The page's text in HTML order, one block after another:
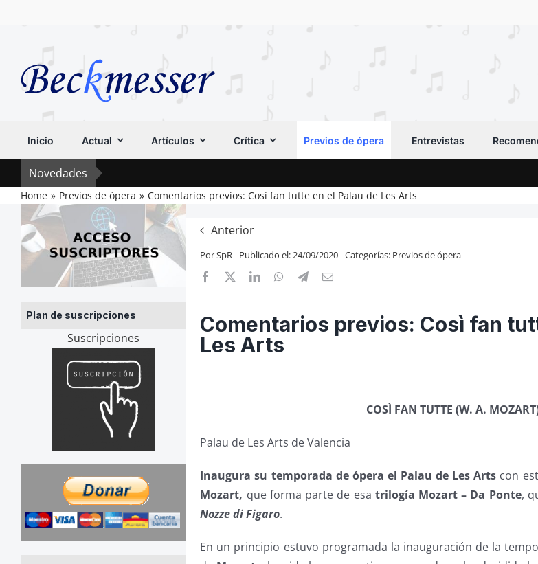
Inicio Actual Artículos Crítica Previos de ópera Entrevistas
Novedades
Home Previos de ópera Comentarios previos: Così fan tutte en el Palau de Les Arts
Plan de suscripciones
Suscripciones
Anterior
PorSpR Publicado el: 24/09/2020 Categorías: Previos de ópera
Comentarios previos: Così fan
Les Arts
COSÌ FAN TUTTE (W. A.
Palau de Les Arts de Valencia
Inaugura su temporada de ópera el Palau de Les Arts con
Mozart, que forma parte de esa trilogía Mozart – Da Ponte,
Nozze di Figaro.
En un principio estuvo programada la inauguración de la